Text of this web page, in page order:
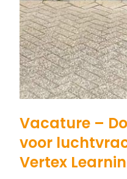
Vacature –
voor
Vertex